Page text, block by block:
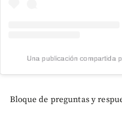
Una publicación compartida
Bloque de preguntas y